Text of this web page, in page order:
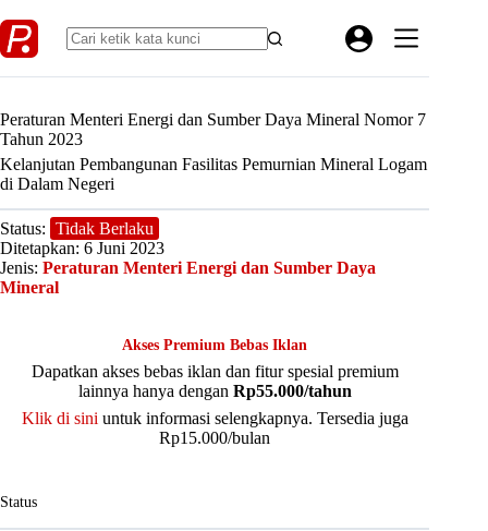
to
content
Peraturan Menteri Energi dan Sumber Daya Mineral Nomor 7
Tahun 2023
Kelanjutan Pembangunan Fasilitas Pemurnian Mineral Logam
di Dalam Negeri
Status: Tidak Berlaku
Ditetapkan: 6 Juni 2023
Jenis: Peraturan Menteri Energi dan Sumber Daya
Mineral
Akses Premium Bebas Iklan
Dapatkan akses bebas iklan dan fitur spesial premium
lainnya hanya dengan Rp55.000/tahun
Klik di sini untuk informasi selengkapnya. Tersedia juga
Rp15.000/bulan
Status